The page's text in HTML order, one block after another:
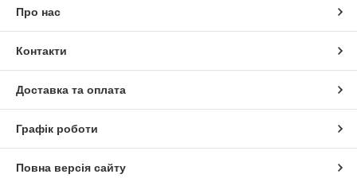
Про нас
Контакти
Доставка та оплата
Графік роботи
Повна версія сайту